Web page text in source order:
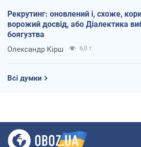
Рекрутинг: оновлений і, схоже,
ворожий досвід, або Діалектика
боягузтва
Олександр Кірш 6,0 т.
Всі думки